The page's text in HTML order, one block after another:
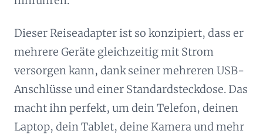
Dieser Reiseadapter ist so konzipiert, dass er
mehrere Geräte gleichzeitig mit Strom
versorgen kann, dank seiner mehreren USB-
Anschlüsse und einer Standardsteckdose. Das
macht ihn perfekt, um dein Telefon, deinen
Laptop, dein Tablet, deine Kamera und mehr